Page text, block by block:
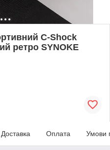
C-Shock
ретро SYNOKE
Доставка Оплата Умови